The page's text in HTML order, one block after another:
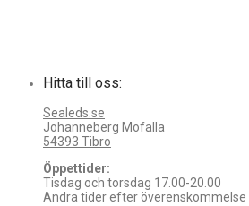
Hitta till oss:
Sealeds.se
Johanneberg Mofalla
54393 Tibro
Öppettider:
Tisdag och torsdag 17.00-20.00
Andra tider efter överenskommelse